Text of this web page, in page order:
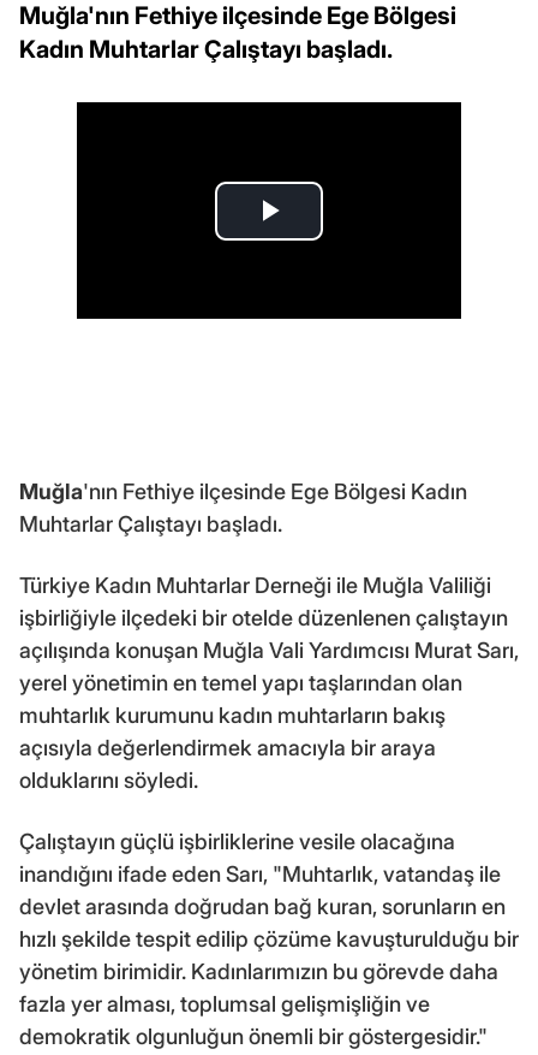
Muğla'nın Fethiye ilçesinde Ege Bölgesi
Kadın Muhtarlar Çalıştayı başladı.
Muğla'nın Fethiye ilçesinde Ege Bölgesi Kadın
Muhtarlar Çalıştayı başladı.
Türkiye Kadın Muhtarlar Derneği ile Muğla Valiliği
işbirliğiyle ilçedeki bir otelde düzenlenen çalıştayın
açılışında konuşan Muğla Vali Yardımcısı Murat Sarı,
yerel yönetimin en temel yapı taşlarından olan
muhtarlık kurumunu kadın muhtarların bakış
açısıyla değerlendirmek amacıyla bir araya
olduklarını söyledi.
Çalıştayın güçlü işbirliklerine vesile olacağına
inandığını ifade eden Sarı, "Muhtarlık, vatandaş ile
devlet arasında doğrudan bağ kuran, sorunların en
hızlı şekilde tespit edilip çözüme kavuşturulduğu bir
yönetim birimidir. Kadınlarımızın bu görevde daha
fazla yer alması, toplumsal gelişmişliğin ve
demokratik olgunluğun önemli bir göstergesidir."